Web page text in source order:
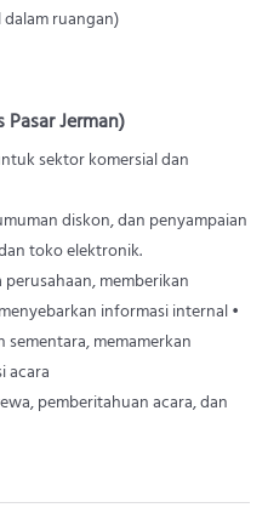
ruangan)
Jerman)
sektor komersial dan
diskon, dan penyampaian
toko elektronik.
memberikan
informasi internal •
memamerkan
acara
pemberitahuan acara, dan